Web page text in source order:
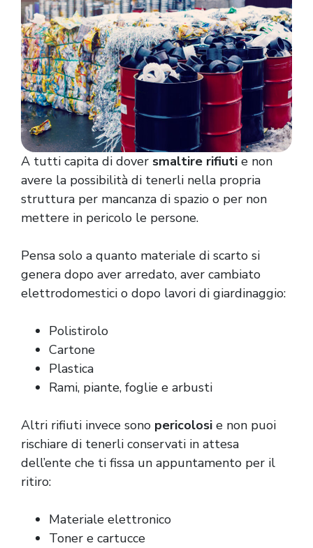
A tutti capita di dover smaltire rifiuti e non
avere la possibilità di tenerli nella propria
struttura per mancanza di spazio o per non
mettere in pericolo le persone.
Pensa solo a quanto materiale di scarto si
genera dopo aver arredato, aver cambiato
elettrodomestici o dopo lavori di giardinaggio:
Polistirolo
Cartone
Plastica
Rami, piante, foglie e arbusti
Altri rifiuti invece sono pericolosi e non puoi
rischiare di tenerli conservati in attesa
dell’ente che ti fissa un appuntamento per il
ritiro:
Materiale elettronico
Toner e cartucce